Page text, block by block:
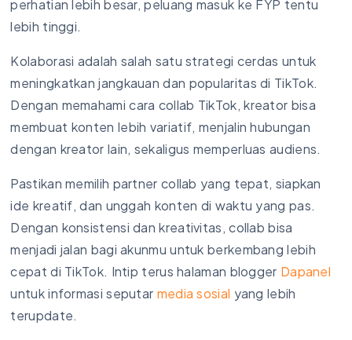
perhatian lebih besar, peluang masuk ke FYP tentu
lebih tinggi.
Kolaborasi adalah salah satu strategi cerdas untuk
meningkatkan jangkauan dan popularitas di TikTok.
Dengan memahami cara collab TikTok, kreator bisa
membuat konten lebih variatif, menjalin hubungan
dengan kreator lain, sekaligus memperluas audiens.
Pastikan memilih partner collab yang tepat, siapkan
ide kreatif, dan unggah konten di waktu yang pas.
Dengan konsistensi dan kreativitas, collab bisa
menjadi jalan bagi akunmu untuk berkembang lebih
cepat di TikTok. Intip terus halaman blogger Dapanel
untuk informasi seputar media sosial yang lebih
terupdate.